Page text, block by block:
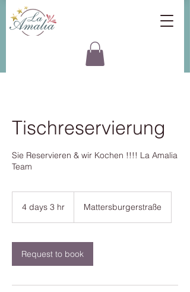
Tischreservierung
Sie Reservieren & wir Kochen !!!! La Amalia
Team
4 days 3 hr
y
s
3
r
Mattersburgerstraße
Request to book